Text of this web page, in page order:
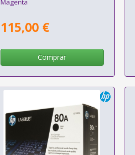
Magenta
115,00 €
Comprar